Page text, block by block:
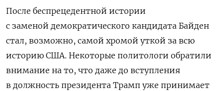
После беспрецедентной истории
с заменой демократического кандидата Байден
стал, возможно, самой хромой уткой за всю
историю США. Некоторые политологи обратили
внимание на то, что даже до вступления
в должность президента Трамп уже принимает